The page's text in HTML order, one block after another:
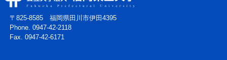
〒825-8585 福岡県田川市伊田4395
Phone. 0947-42-2118
Fax. 0947-42-6171